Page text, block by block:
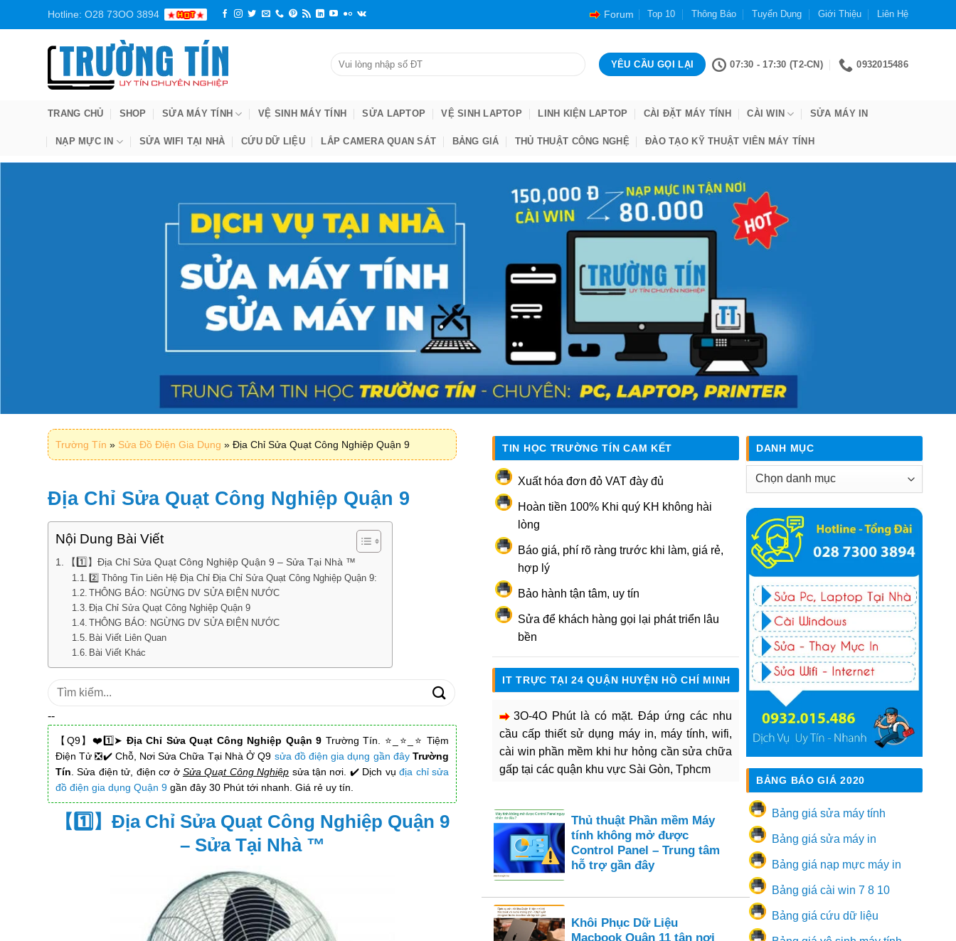
Hotline: O28 73OO 3894 Forum Top 10 Thông Báo Tuyển Dụng Giới Thiệu Liên Hệ
07:30 - 17:30 (T2-CN) 0932015486
TRANG CHỦ SHOP SỬA MÁY TÍNH VỆ SINH MÁY TÍNH SỬA LAPTOP VỆ SINH LAPTOP LINH KIỆN LAPTOP CÀI ĐẶT MÁY TÍNH CÀI WIN SỬA MÁY IN
NẠP MỰC IN SỬA WIFI TẠI NHÀ CỨU DỮ LIỆU LẮP CAMERA QUAN SÁT BẢNG GIÁ THỦ THUẬT CÔNG NGHỆ ĐÀO TẠO KỸ THUẬT VIÊN MÁY TÍNH
Trường Tín » Sửa Đồ Điện Gia Dụng » Địa Chỉ Sửa Quạt Công Nghiệp Quận 9
Địa Chỉ Sửa Quạt Công Nghiệp Quận 9
Nội Dung Bài Viết
【1️⃣】Địa Chỉ Sửa Quạt Công Nghiệp Quận 9 – Sửa Tại Nhà ™
2️⃣ Thông Tin Liên Hệ Địa Chỉ Địa Chỉ Sửa Quạt Công Nghiệp Quận 9:
THÔNG BÁO: NGỪNG DV SỬA ĐIỆN NƯỚC
Địa Chỉ Sửa Quạt Công Nghiệp Quận 9
THÔNG BÁO: NGỪNG DV SỬA ĐIỆN NƯỚC
Bài Viết Liên Quan
Bài Viết Khác
Tìm
--
【Q9】❤️1️⃣➤ Địa Chỉ Sửa Quạt Công Nghiệp Quận 9 Trường Tín. ⭐_⭐_⭐ Tiệm
Điện Tử ❎✔️ Chỗ, Nơi Sửa Chữa Tại Nhà Ở Q9 sửa đồ điện gia dụng gần đây Trường
Tín . Sửa điện tử, điện cơ ở Sửa Quạt Công Nghiệp sửa tận nơi. ✔️ Dịch vụđịa chỉ sửa
đồ điện gia dụng Quận 9 gần đây 30 Phút tới nhanh. Giá rẻ uy tín.
【1️⃣】Địa Chỉ Sửa Quạt Công Nghiệp Quận 9
– Sửa Tại Nhà ™
TIN HỌC TRƯỜNG TÍN CAM KẾT
Xuất hóa đơn đỏ VAT đày đủ
Hoàn tiền 100% Khi quý KH không hài
lòng
Báo giá, phí rõ ràng trước khi làm, giá rẻ,
hợp lý
Bảo hành tận tâm, uy tín
Sửa để khách hàng gọi lại phát triển lâu
bền
IT TRỰC TẠI 24 QUẬN HUYỆN HỒ CHÍ MINH
3O-4O Phút là có mặt. Đáp ứng các nhu
cầu cấp thiết sử dụng máy in, máy tính, wifi,
cài win phần mềm khi hư hỏng cần sửa chữa
gấp tại các quận khu vực Sài Gòn, Tphcm
Thủ thuật Phần mềm Máy
tính không mở được
Control Panel – Trung tâm
hỗ trợ gần đây
Khôi Phục Dữ Liệu
Macbook Quận 11 tận nơi
DANH MỤC
Danh
BẢNG BÁO GIÁ 2020
Bảng giá sửa máy tính
Bảng giá sửa máy in
Bảng giá nạp mực máy in
Bảng giá cài win 7 8 10
Bảng giá cứu dữ liệu